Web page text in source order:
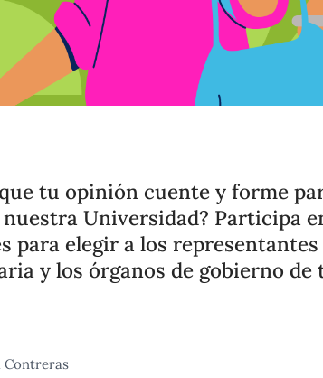
tu opinión cuente y forme
Universidad? Participa
para elegir a los
y los órganos de gobierno de
Contreras